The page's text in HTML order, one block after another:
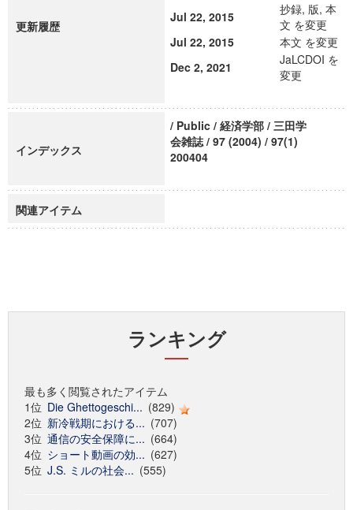
更新履歴
Jul 22, 2015
抄録, 版, 本
文 を変更
Jul 22, 2015
本文 を変更
Dec 2, 2021
JaLCDOI を
変更
インデックス
/ Public / 経済学部 / 三田学
会雑誌 / 97 (2004) / 97(1)
200404
関連アイテム
ランキング
最も多く閲覧されたアイテム
1位 Die Ghettogeschi... (829)
2位 新冷戦期における... (707)
3位 通信の安全保障に... (664)
4位 ショート動画の効... (627)
5位 J.S. ミルの社会... (555)